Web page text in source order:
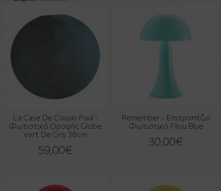
La Case De Cousin Paul -
Φωτιστικό Οροφής Globe
Vert De Gris 38cm
59,00€
Remember - Επιτραπέζιο
Φωτιστικό Filou Blue
30,00€